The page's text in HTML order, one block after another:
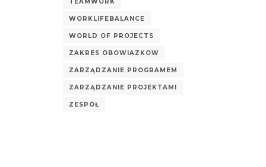
WORKLIFEBALANCE
WORLD OF PROJECTS
ZAKRES OBOWIAZKOW
ZARZĄDZANIE PROGRAMEM
ZARZĄDZANIE PROJEKTAMI
ZESPÓŁ